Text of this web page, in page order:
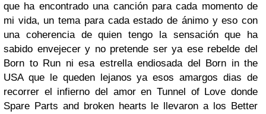
que ha encontrado una canción para cada momento de
mi vida, un tema para cada estado de ánimo y eso con
una coherencia de quien tengo la sensación que ha
sabido envejecer y no pretende ser ya ese rebelde del
Born to Run ni esa estrella endiosada del Born in the
USA que le queden lejanos ya esos amargos dias de
recorrer el infierno del amor en Tunnel of Love donde
Spare Parts and broken hearts le llevaron a los Better